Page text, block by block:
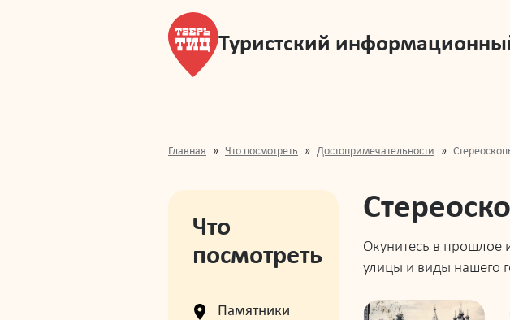
Туристский
Главная Что посмотреть Достопримечательности
Окунитесь в прошлое
улицы и виды нашего
Что
посмотреть
Памятники